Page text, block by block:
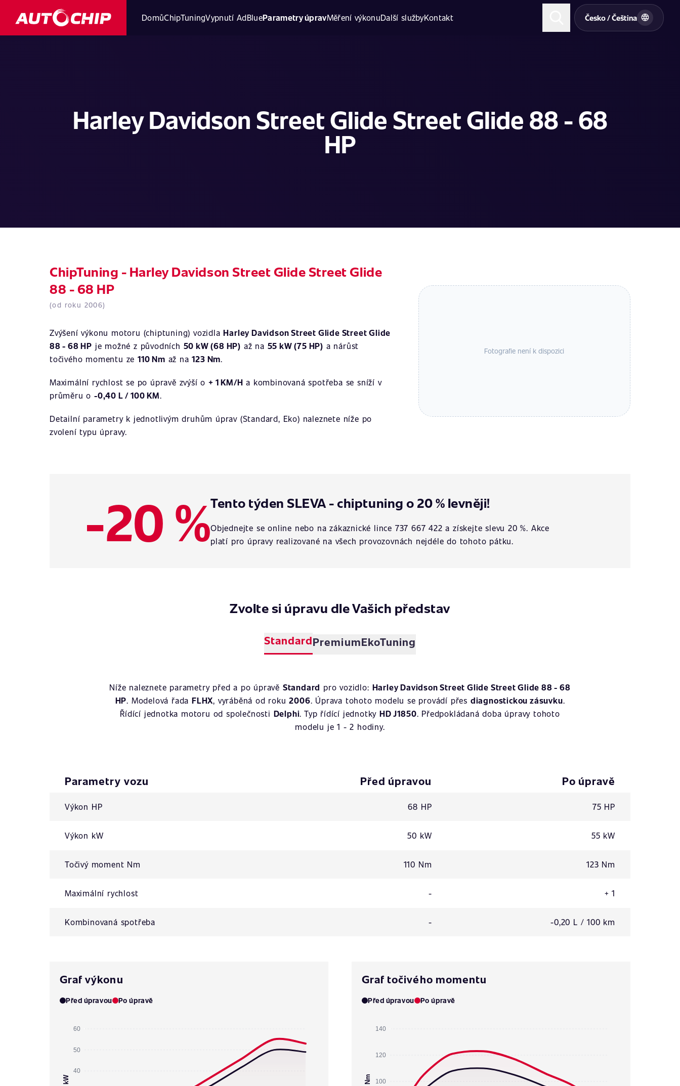
DomůChipTuningVypnutí AdBlueParametry úpravMěření výkonuDalší službyKontakt Česko / Čeština
Harley Davidson Street Glide Street Glide 88 - 68
HP
ChipTuning - Harley Davidson Street Glide Street Glide
88 - 68 HP
(od roku 2006)
Zvýšení výkonu motoru (chiptuning) vozidlaHarley Davidson Street Glide Street Glide
88 - 68 HP je možné z původních 50 kW (68 HP) až na 55 kW (75 HP) a nárůst
točivého momentu ze110 Nm až na123 Nm.
Maximální rychlost se po úpravě zvýší o + 1 KM/H a kombinovaná spotřeba se sníží v
průměru o-0,40 L / 100 KM.
Detailní parametry k jednotlivým druhům úprav (Standard, Eko) naleznete níže po
zvolení typu úpravy.
Fotografie není k dispozici
-20 %Tento týden SLEVA - chiptuning o 20 % levněji!
Objednejte se online nebo na zákaznické lince 737 667 422 a získejte slevu 20 %. Akce
platí pro úpravy realizované na všech provozovnách nejdéle do tohoto pátku.
Zvolte si úpravu dle Vašich představ
StandardPremiumEkoTuning
Níže naleznete parametry před a po úpravě Standard pro vozidlo: Harley Davidson Street Glide Street Glide 88 - 68
HP. Modelová řada FLHX, vyráběná od roku2006. Úprava tohoto modelu se provádí přes diagnostickou zásuvku.
Řídící jednotka motoru od společnosti Delphi. Typ řídící jednotkyHD J1850. Předpokládaná doba úpravy tohoto
modelu je 1 - 2 hodiny.
Parametry vozu Před úpravou Po úpravě
Výkon HP 68 HP 75 HP
Výkon kW 50 kW 55 kW
Točivý moment Nm 110 Nm 123 Nm
Maximální rychlost - + 1
Kombinovaná spotřeba - -0,20 L / 100 km
Graf výkonu
Před úpravou Po úpravě
60
50
40
kW
Graf točivého momentu
Před úpravou Po úpravě
140
120
100
Nm